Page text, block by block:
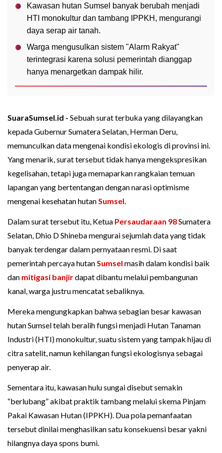
Kawasan hutan Sumsel banyak berubah menjadi
HTI monokultur dan tambang IPPKH, mengurangi
daya serap air tanah.
Warga mengusulkan sistem "Alarm Rakyat"
terintegrasi karena solusi pemerintah dianggap
hanya menargetkan dampak hilir.
SuaraSumsel.id - Sebuah surat terbuka yang dilayangkan
kepada Gubernur Sumatera Selatan, Herman Deru,
memunculkan data mengenai kondisi ekologis di provinsi ini.
Yang menarik, surat tersebut tidak hanya mengekspresikan
kegelisahan, tetapi juga memaparkan rangkaian temuan
lapangan yang bertentangan dengan narasi optimisme
mengenai kesehatan hutanSumsel.
Dalam surat tersebut itu, Ketua Persaudaraan 98Sumatera
Selatan, Dhio D Shineba mengurai sejumlah data yang tidak
banyak terdengar dalam pernyataan resmi. Di saat
pemerintah percaya hutanSumsel masih dalam kondisi baik
dan mitigasi banjirdapat dibantu melalui pembangunan
kanal, warga justru mencatat sebaliknya.
Mereka mengungkapkan bahwa sebagian besar kawasan
hutan Sumsel telah beralih fungsi menjadi Hutan Tanaman
Industri (HTI) monokultur, suatu sistem yang tampak hijau di
citra satelit, namun kehilangan fungsi ekologisnya sebagai
penyerap air.
Sementara itu, kawasan hulu sungai disebut semakin
“berlubang” akibat praktik tambang melalui skema Pinjam
Pakai Kawasan Hutan (IPPKH). Dua pola pemanfaatan
tersebut dinilai menghasilkan satu konsekuensi besar yakni
hilangnya daya spons bumi.